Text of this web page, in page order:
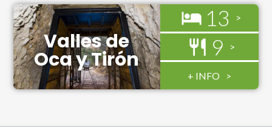
Valles de
Oca y Tirón
13
9
+ INFO